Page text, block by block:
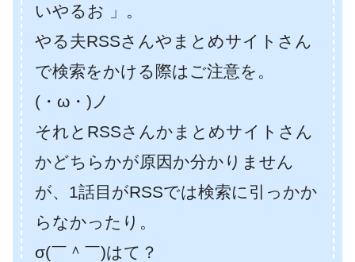
いやるお 」。
やる夫RSSさんやまとめサイトさん
で検索をかける際はご注意を。
(・ω・)ノ
それとRSSさんかまとめサイトさん
かどちらかが原因か分かりません
が、1話目がRSSでは検索に引っかか
らなかったり。
σ(￣＾￣)はて？